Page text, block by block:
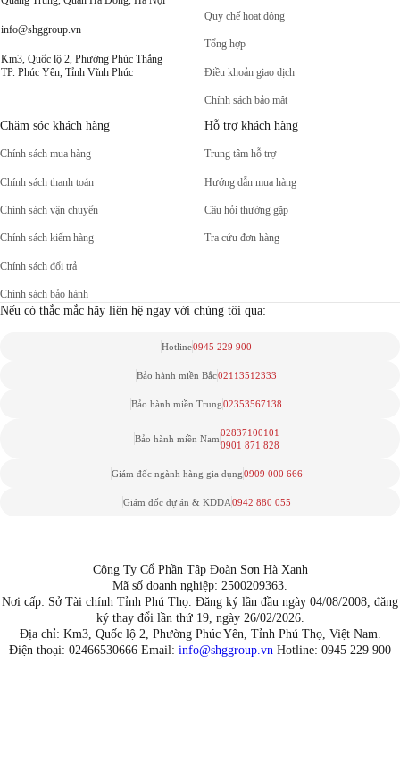
info@shggroup.vn
Km3, Quốc lộ 2, Phường Phúc Thắng
TP. Phúc Yên, Tỉnh Vĩnh Phúc
Quy chế hoạt động
Tổng hợp
Điều khoản giao dịch
Chính sách bảo mật
Chăm sóc khách hàng
Chính sách mua hàng
Chính sách thanh toán
Chính sách vận chuyển
Chính sách kiểm hàng
Chính sách đổi trả
Chính sách bảo hành
Hỗ trợ khách hàng
Trung tâm hỗ trợ
Hướng dẫn mua hàng
Câu hỏi thường gặp
Tra cứu đơn hàng
Nếu có thắc mắc hãy liên hệ ngay với chúng tôi qua:
Hotline0945 229 900
Bảo hành miền Bắc02113512333
Bảo hành miền Trung02353567138
Bảo hành miền Nam
02837100101
0901 871 828
Giám đốc ngành hàng gia dụng0909 000 666
Giám đốc dự án & KDDA0942 880 055
Công Ty Cổ Phần Tập Đoàn Sơn Hà Xanh
Mã số doanh nghiệp: 2500209363.
Nơi cấp: Sở Tài chính Tỉnh Phú Thọ. Đăng ký lần đầu ngày 04/08/2008, đăng
ký thay đổi lần thứ 19, ngày 26/02/2026.
Địa chỉ: Km3, Quốc lộ 2, Phường Phúc Yên, Tỉnh Phú Thọ, Việt Nam.
Điện thoại: 02466530666 Email: info@shggroup.vn Hotline: 0945 229 900